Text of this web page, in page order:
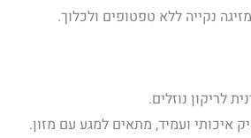
מזיגה נקייה ללא טפטופים ולכלוך.
לריקון נוזלים.
איכותי ועמיד, מתאים למגע עם מזון.